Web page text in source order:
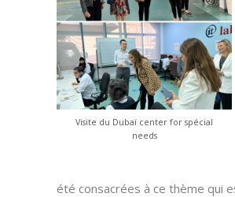
Visite du Dubaï center for spécial
needs
été consacrées à ce thème qui